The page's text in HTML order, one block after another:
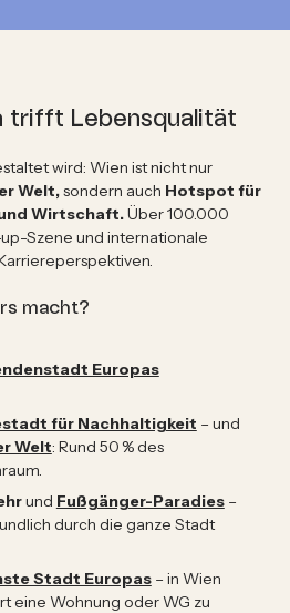
trifft Lebensqualität
wird: Wien ist nicht nur
Welt,sondern auch Hotspot für
Wirtschaft.Über 100.000
Szene und internationale
macht?
Europas
für Nachhaltigkeit – und
Welt: Rund 50 % des
und Fußgänger-Paradies–
durch die ganze Stadt
Stadt Europas– in Wien
eine Wohnung oder WG zu